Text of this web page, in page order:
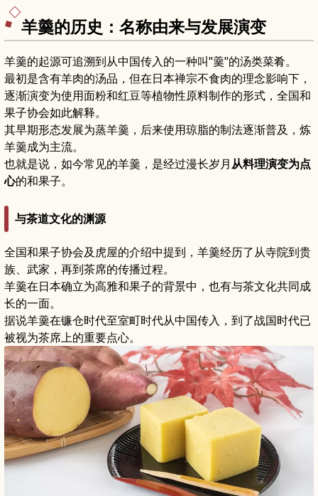
羊羹的历史：名称由来与发展演变
羊羹的起源可追溯到从中国传入的一种叫"羹"的汤类菜肴。
最初是含有羊肉的汤品，但在日本禅宗不食肉的理念影响下，
逐渐演变为使用面粉和红豆等植物性原料制作的形式，全国和
果子协会如此解释。
其早期形态发展为蒸羊羹，后来使用琼脂的制法逐渐普及，炼
羊羹成为主流。
也就是说，如今常见的羊羹，是经过漫长岁月 从料理演变为点
心的和果子。
与茶道文化的渊源
全国和果子协会及虎屋的介绍中提到，羊羹经历了从寺院到贵
族、武家，再到茶席的传播过程。
羊羹在日本确立为高雅和果子的背景中，也有与茶文化共同成
长的一面。
据说羊羹在镰仓时代至室町时代从中国传入，到了战国时代已
被视为茶席上的重要点心。